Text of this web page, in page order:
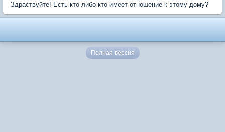
Здраствуйте! Есть кто-либо кто имеет отношение к этому дому?
Полная версия